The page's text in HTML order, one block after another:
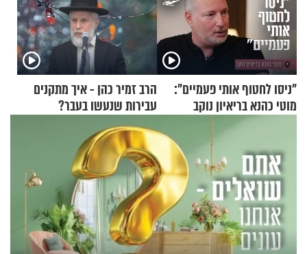
"ניסו לחטוף אותי פעמיים":
מוטי כהנא בריאיון נוקב
הרב זמיר כהן - איך מתקנים
עבירות שנעשו בעבר?